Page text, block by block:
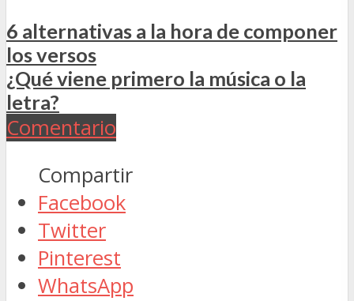
6 alternativas a la hora de componer
los versos
¿Qué viene primero la música o la
letra?
Comentario
Compartir
Facebook
Twitter
Pinterest
WhatsApp